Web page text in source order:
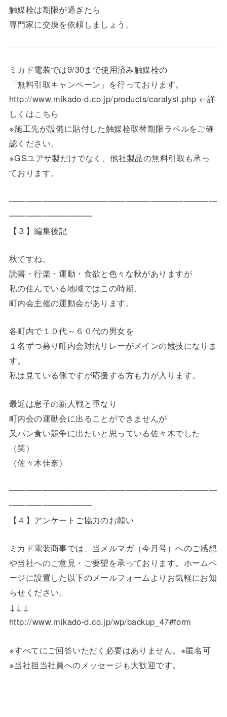
触媒栓は期限が過ぎたら
専門家に交換を依頼しましょう。
ミカド電装では9/30まで使用済み触媒栓の
「無料引取キャンペーン」を行っております。
http://www.mikado-d.co.jp/products/caralyst.php ←詳
しくはこちら
※施工先が設備に貼付した触媒栓取替期限ラベルをご確
認ください。
※GSユアサ製だけでなく、他社製品の無料引取も承っ
ております。
━━━━━━━━━━━━━━━━━━━━━━━━━
━━━━━━━━━━
【３】編集後記
秋ですね。
読書・行楽・運動・食欲と色々な秋がありますが
私の住んでいる地域ではこの時期、
町内会主催の運動会があります。
各町内で１０代～６０代の男女を
１名ずつ募り町内会対抗リレーがメインの競技になりま
す。
私は見ている側ですが応援する方も力が入ります。
最近は息子の新人戦と重なり
町内会の運動会に出ることができませんが
又パン食い競争に出たいと思っている佐々木でした
（笑）
（佐々木佳奈）
━━━━━━━━━━━━━━━━━━━━━━━━━
━━━━━━━━━━
【４】アンケートご協力のお願い
ミカド電装商事では、当メルマガ（今月号）へのご感想
や当社へのご意見・ご要望を承っております。ホームペ
ージに設置した以下のメールフォームよりお気軽にお知
らせください。
↓↓↓
http://www.mikado-d.co.jp/wp/backup_47#form
※すべてにご回答いただく必要はありません。※匿名可
※当社担当社員へのメッセージも大歓迎です。